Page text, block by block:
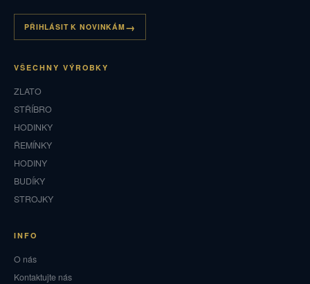
PŘIHLÁSIT K NOVINKÁM
VŠECHNY VÝROBKY
ZLATO
STŘÍBRO
HODINKY
ŘEMÍNKY
HODINY
BUDÍKY
STROJKY
INFO
O nás
Kontaktujte nás